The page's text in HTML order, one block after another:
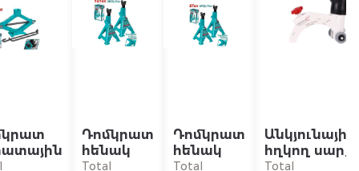
Դոմկրատ
հենակ
Total
Դոմկրատ
հենակ
Total
Անկյունային
հղկող
Total